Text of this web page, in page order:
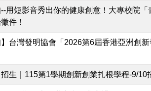
--用短影音秀出你的健康創意！大專校院
件！
】台灣發明協會「2026第6屆香港亞洲創
招生｜115第1學期創新創業扎根學程-9/10